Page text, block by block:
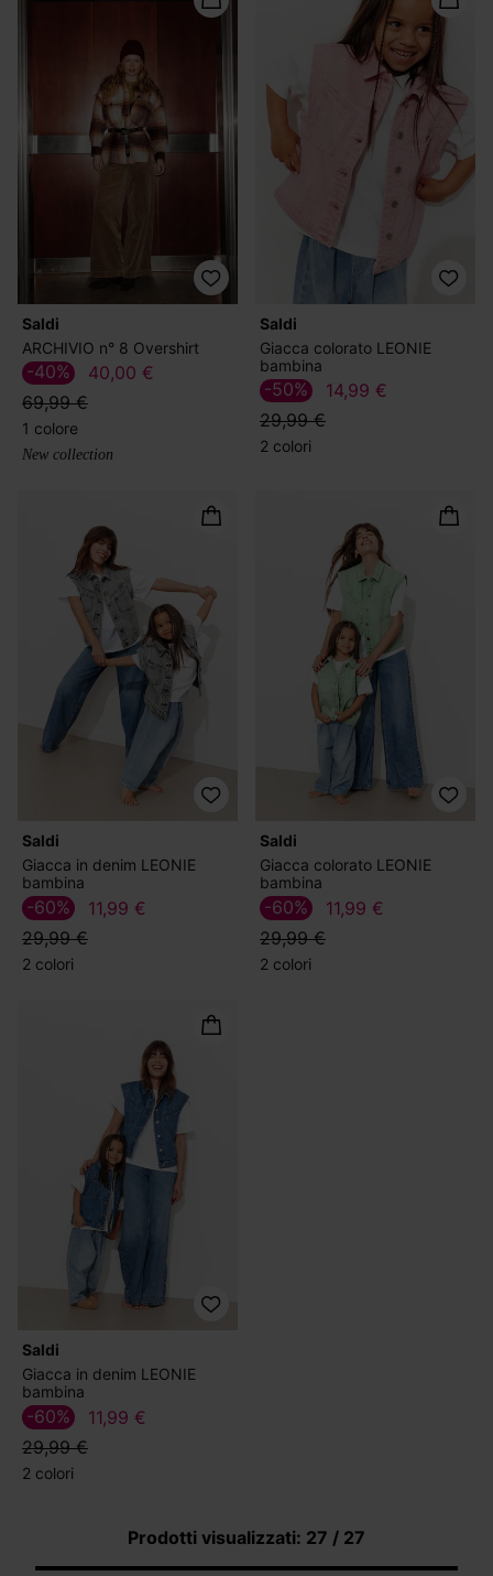
Saldi
ARCHIVIO n° 8 Overshirt
40,00 €
69,99 €
-40%
1 colore
New collection
Saldi
Giacca colorato LEONIE
bambina
14,99 €
29,99 €
-50%
2 colori
Saldi
Giacca in denim LEONIE
bambina
11,99 €
29,99 €
-60%
2 colori
Saldi
Giacca colorato LEONIE
bambina
11,99 €
29,99 €
-60%
2 colori
Saldi
Giacca in denim LEONIE
bambina
11,99 €
29,99 €
-60%
2 colori
Prodotti visualizzati: 27 / 27